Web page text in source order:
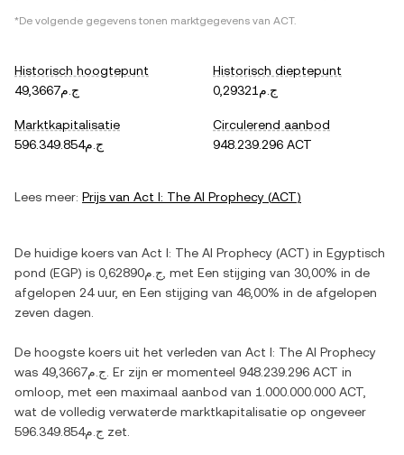
*De volgende gegevens tonen marktgegevens van ACT.
Historisch hoogtepunt
ج.م49,3667
Historisch dieptepunt
ج.م0,29321
Marktkapitalisatie
ج.م596.349.854
Circulerend aanbod
948.239.296 ACT
Lees meer: Prijs van Act I: The AI Prophecy (ACT)
De huidige koers van Act I: The AI Prophecy (ACT) in Egyptisch
pond (EGP) is ج.م0,62890 , met Een stijging van 30,00% in de
afgelopen 24 uur, en Een stijging van 46,00% in de afgelopen
zeven dagen.
De hoogste koers uit het verleden van Act I: The AI Prophecy
was
ج.م49,3667 . Er zijn er momenteel 948.239.296 ACT in
omloop, met een maximaal aanbod van 1.000.000.000 ACT
wat de volledig verwaterde marktkapitalisatie op ongeveer
ج.م596.349.854 zet.